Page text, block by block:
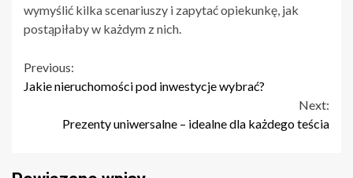
wymyślić kilka scenariuszy i zapytać opiekunkę, jak
postąpiłaby w każdym z nich.
Continue
Previous:
Jakie nieruchomości pod inwestycje wybrać?
Next:
Prezenty uniwersalne – idealne dla każdego teścia